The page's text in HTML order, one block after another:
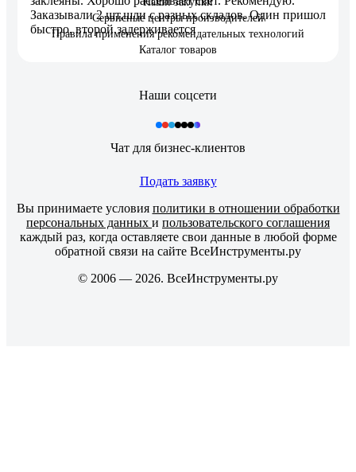
Заказывали 2 шт,шли с разных складов. Один пришол
быстро, второй задерживается
Сервисные центры производителей
Правила применения рекомендательных технологий
Каталог товаров
Наши соцсети
Чат для бизнес-клиентов
Подать заявку
Вы принимаете условия политики в отношении обработки
персональных данных и пользовательского соглашения
каждый раз, когда оставляете свои данные в любой форме
обратной связи на сайте ВсеИнструменты.ру
© 2006 — 2026. ВсеИнструменты.ру